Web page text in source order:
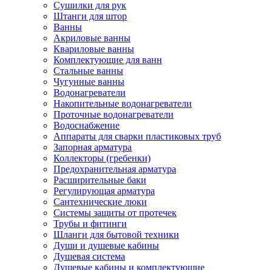
Сушилки для рук
Штанги для штор
Ванны
Акриловые ванны
Квариловые ванны
Комплектующие для ванн
Стальные ванны
Чугунные ванны
Водонагреватели
Накопительные водонагреватели
Проточные водонагреватели
Водоснабжение
Аппараты для сварки пластиковых труб
Запорная арматура
Коллекторы (гребенки)
Предохранительная арматура
Расширительные баки
Регулирующая арматура
Сантехнические люки
Системы защиты от протечек
Трубы и фитинги
Шланги для бытовой техники
Души и душевые кабины
Душевая система
Душевые кабины и комплектующие